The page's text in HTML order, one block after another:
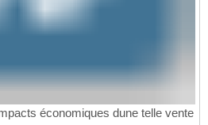
économiques dune telle vente